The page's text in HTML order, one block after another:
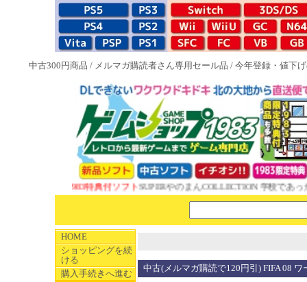
中古300円商品 / メルマガ購読者さん専用セール品 / 今年登録・値下
NEW 1983特典付ソフトSUPERやのまんCOLLECTION 学校であった怖
HOME
ショッピングを続
ける
購入手続きへ進む
中古(メルマガ購読で120円引) FIFA 08